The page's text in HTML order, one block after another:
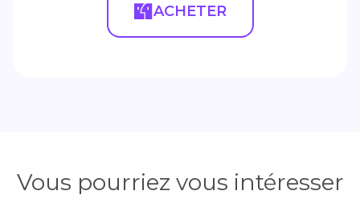
ACHETER
Vous pourriez vous intéresser